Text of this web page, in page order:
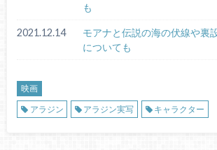
も
2021.12.14
モアナと伝説の海の伏線や裏
についても
映画
アラジン
アラジン実写 キャラクター